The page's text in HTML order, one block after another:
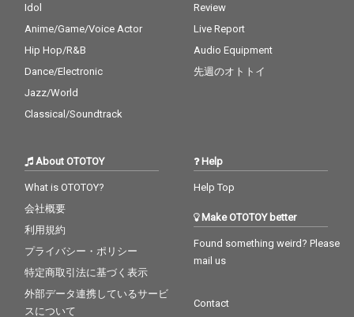
Idol
Anime/Game/Voice Actor
Hip Hop/R&B
Dance/Electronic
Jazz/World
Classical/Soundtrack
Review
Live Report
Audio Equipment
先週のオトトイ
About OTOTOY
What is OTOTOY?
会社概要
利用規約
プライバシー・ポリシー
特定商取引法に基づく表示
外部データ連携しているサービ
スについて
Help
Help Top
Make OTOTOY better
Found something weird? Please
mail us
Contact